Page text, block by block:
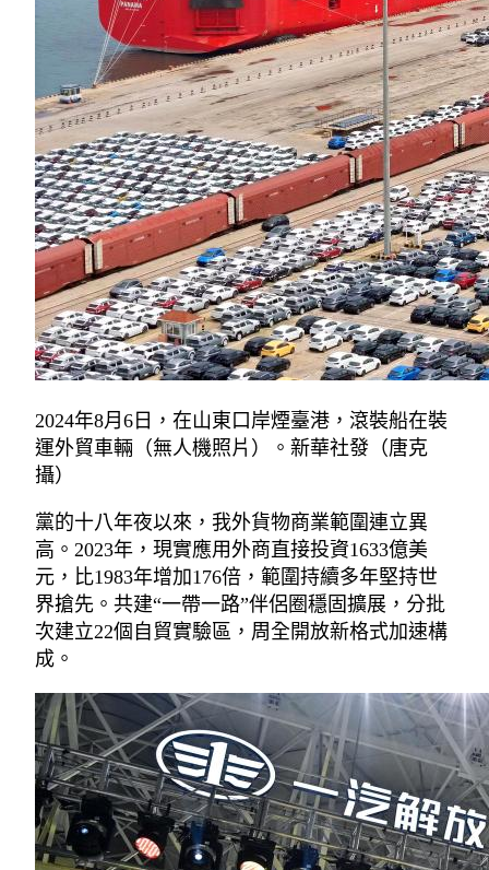
2024年8月6日，在山東口岸煙臺港，滾裝船在裝
運外貿車輛（無人機照片）。新華社發（唐克
攝）
黨的十八年夜以來，我外貨物商業範圍連立異
高。2023年，現實應用外商直接投資1633億美
元，比1983年增加176倍，範圍持續多年堅持世
界搶先。共建“一帶一路”伴侶圈穩固擴展，分批
次建立22個自貿實驗區，周全開放新格式加速構
成。